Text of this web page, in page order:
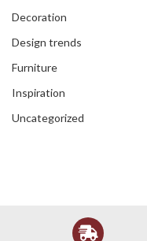
Decoration
Design trends
Furniture
Inspiration
Uncategorized